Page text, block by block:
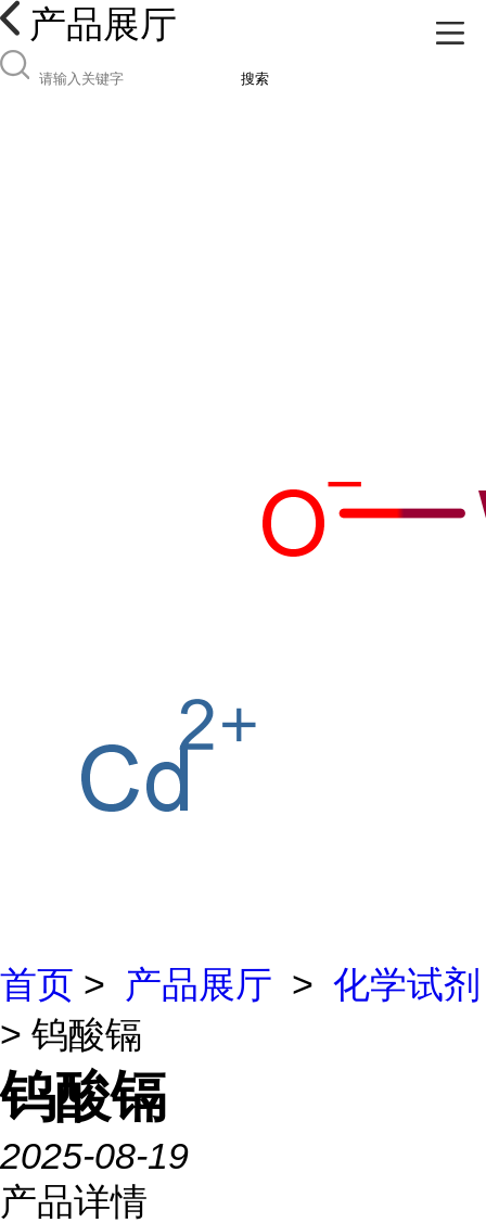
产品展厅
搜索
首页 > 产品展厅 > 化学试剂
> 钨酸镉
钨酸镉
2025-08-19
产品详情